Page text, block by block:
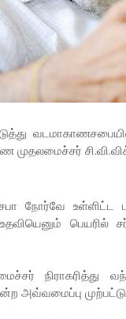
முதலமைச்சர்
நோர்வே உள்ளிட்ட
பெயரில்
நிராகரித்து
அவ்வமைப்பு